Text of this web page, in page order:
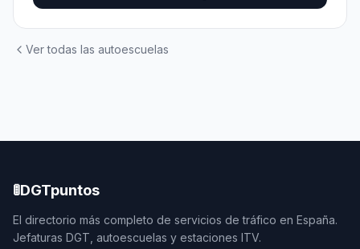
Ver todas las autoescuelas
🚦DGTpuntos
El directorio más completo de servicios de tráfico en España.
Jefaturas DGT, autoescuelas y estaciones ITV.